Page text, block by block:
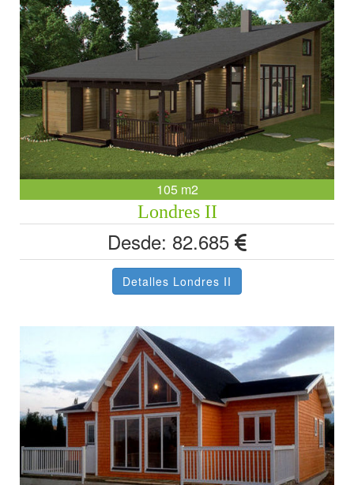
105 m2
Londres II
Desde: 82.685
Detalles Londres II